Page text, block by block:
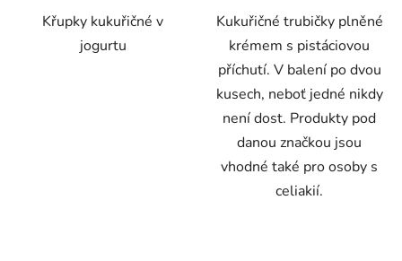
Křupky kukuřičné v
jogurtu
Kukuřičné trubičky plněné
krémem s pistáciovou
příchutí. V balení po dvou
kusech, neboť jedné nikdy
není dost. Produkty pod
danou značkou jsou
vhodné také pro osoby s
celiakií.